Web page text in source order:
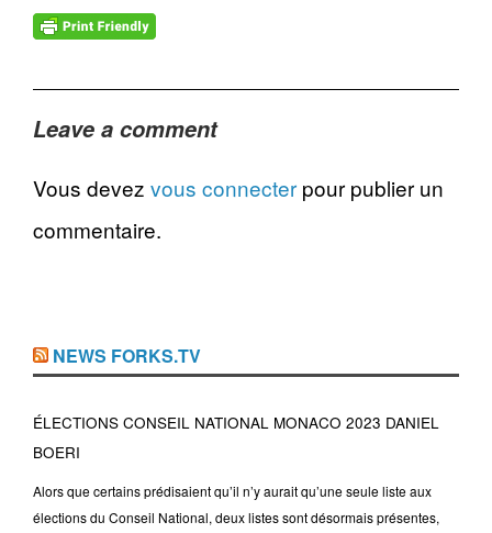
Leave a comment
Vous devez vous connecter pour publier un
commentaire.
NEWS FORKS.TV
ÉLECTIONS CONSEIL NATIONAL MONACO 2023 DANIEL
BOERI
Alors que certains prédisaient qu’il n’y aurait qu’une seule liste aux
élections du Conseil National, deux listes sont désormais présentes,